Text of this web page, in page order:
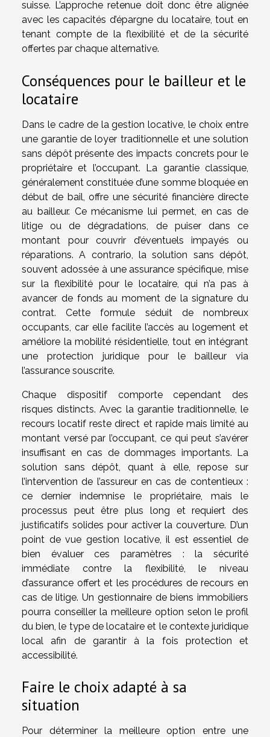
suisse. L’approche retenue doit donc être alignée
avec les capacités d’épargne du locataire, tout en
tenant compte de la flexibilité et de la sécurité
offertes par chaque alternative.
Conséquences pour le bailleur et le
locataire
Dans le cadre de la gestion locative, le choix entre
une garantie de loyer traditionnelle et une solution
sans dépôt présente des impacts concrets pour le
propriétaire et l’occupant. La garantie classique,
généralement constituée d’une somme bloquée en
début de bail, offre une sécurité financière directe
au bailleur. Ce mécanisme lui permet, en cas de
litige ou de dégradations, de puiser dans ce
montant pour couvrir d’éventuels impayés ou
réparations. A contrario, la solution sans dépôt,
souvent adossée à une assurance spécifique, mise
sur la flexibilité pour le locataire, qui n’a pas à
avancer de fonds au moment de la signature du
contrat. Cette formule séduit de nombreux
occupants, car elle facilite l’accès au logement et
améliore la mobilité résidentielle, tout en intégrant
une protection juridique pour le bailleur via
l’assurance souscrite.
Chaque dispositif comporte cependant des
risques distincts. Avec la garantie traditionnelle, le
recours locatif reste direct et rapide mais limité au
montant versé par l’occupant, ce qui peut s’avérer
insuffisant en cas de dommages importants. La
solution sans dépôt, quant à elle, repose sur
l’intervention de l’assureur en cas de contentieux :
ce dernier indemnise le propriétaire, mais le
processus peut être plus long et requiert des
justificatifs solides pour activer la couverture. D’un
point de vue gestion locative, il est essentiel de
bien évaluer ces paramètres : la sécurité
immédiate contre la flexibilité, le niveau
d’assurance offert et les procédures de recours en
cas de litige. Un gestionnaire de biens immobiliers
pourra conseiller la meilleure option selon le profil
du bien, le type de locataire et le contexte juridique
local afin de garantir à la fois protection et
accessibilité.
Faire le choix adapté à sa
situation
Pour déterminer la meilleure option entre une